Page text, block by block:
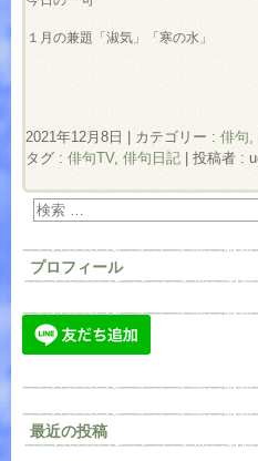
１月の兼題「淑気」「寒の水」
2021年12月8日 | カテゴリー : 俳句,
タグ : 俳句TV, 俳句日記 | 投稿者 :
プロフィール
最近の投稿